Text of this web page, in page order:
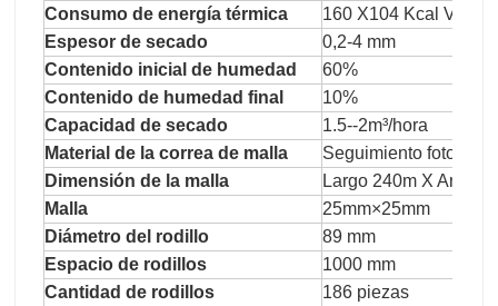
Consumo de energía térmica
160 X104 Kcal Vapor
Espesor de secado
0,2-4 mm
Contenido inicial de humedad
60%
Contenido de humedad final
10%
Capacidad de secado
1.5--2m³/hora
Material de la correa de malla
Seguimiento
Dimensión de la malla
Largo 240m X Ancho
Malla
25mm×25mm
Diámetro del rodillo
89 mm
Espacio de rodillos
1000 mm
Cantidad de rodillos
186 piezas